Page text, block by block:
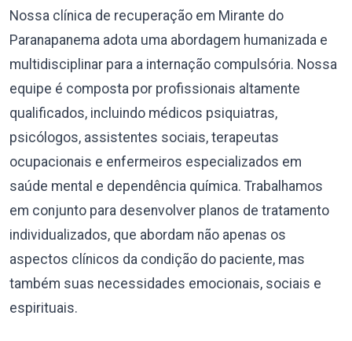
Nossa clínica de recuperação em Mirante do
Paranapanema adota uma abordagem humanizada e
multidisciplinar para a internação compulsória. Nossa
equipe é composta por profissionais altamente
qualificados, incluindo médicos psiquiatras,
psicólogos, assistentes sociais, terapeutas
ocupacionais e enfermeiros especializados em
saúde mental e dependência química. Trabalhamos
em conjunto para desenvolver planos de tratamento
individualizados, que abordam não apenas os
aspectos clínicos da condição do paciente, mas
também suas necessidades emocionais, sociais e
espirituais.